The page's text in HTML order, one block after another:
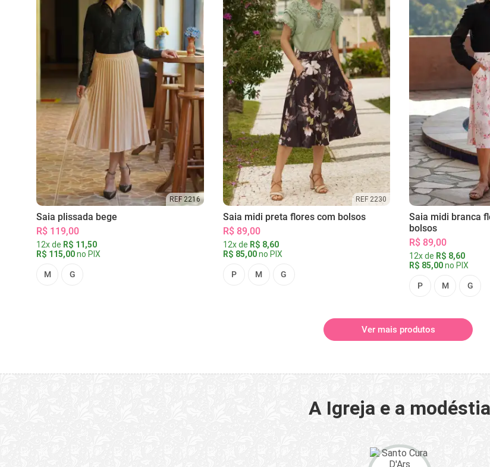
REF 2216
Saia plissada bege
R$ 119,00
12x de R$ 11,50
R$ 115,00no PIX
M G
REF 2230
Saia midi preta flores com bolsos
R$ 89,00
12x de R$ 8,60
R$ 85,00no PIX
P M G
Saia midi branca
bolsos
R$ 89,00
12x de R$ 8,60
R$ 85,00no PIX
P M G
Ver mais produtos
A Igreja e a modéstia